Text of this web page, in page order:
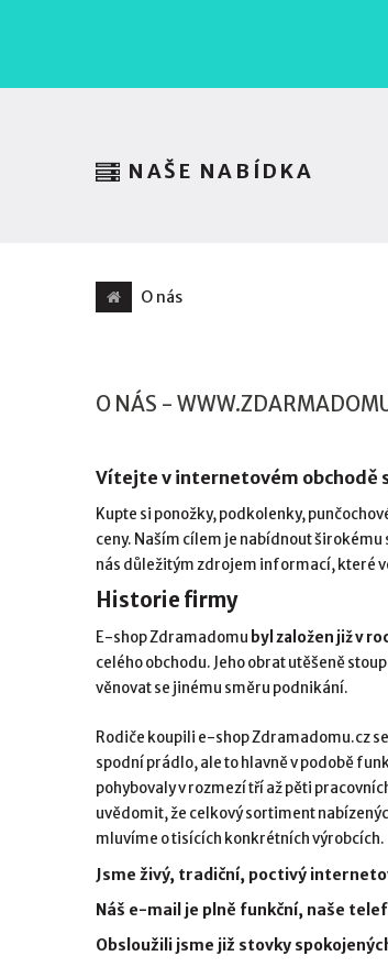
NAŠE NABÍDKA
O nás
O NÁS -
Vítejte v internetovém obchodě
Kupte si ponožky, podkolenky,
ceny. Naším cílem je nabídnout
nás důležitým zdrojem informací, které
Historie firmy
E-shop Zdramadomu byl založen již v
celého obchodu. Jeho obrat utěšeně
věnovat se jinému směru podnikání.
Rodiče koupili e-shop Zdramadomu.cz
spodní prádlo, ale to hlavně v podobě
pohybovaly v rozmezí tří až pěti
uvědomit, že celkový sortiment
mluvíme o tisících konkrétních výrobcích.
Jsme živý, tradiční, poctivý
Náš e-mail je plně funkční, naše
Obsloužili jsme již stovky